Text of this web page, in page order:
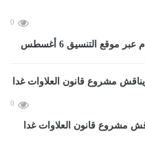
0
0
مشروع قانون العلاوات غدا